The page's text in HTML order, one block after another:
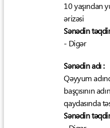
10 yaşından
ərizəsi
Sənədin
- Digər
Sənədin adı :
Qəyyum
başçısının
qaydasında
Sənədin